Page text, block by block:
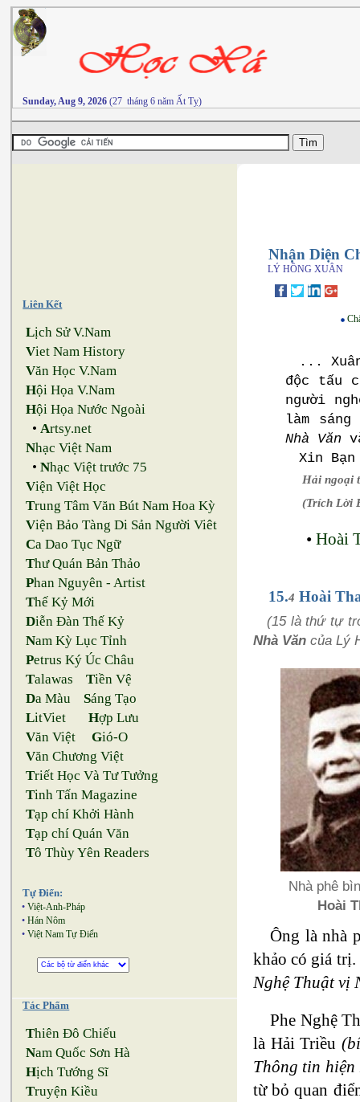
Sunday, Aug 9, 2026 (27 tháng 6 năm Ất Tỵ)
Liên Kết
Lịch Sử V.Nam
Viet Nam History
Văn Học V.Nam
Hội Họa V.Nam
Hội Họa Nước Ngoài
•Artsy.net
Nhạc Việt Nam
•Nhạc Việt trước 75
Viện Việt Học
Trung Tâm Văn Bút Nam Hoa Kỳ
Viện Bảo Tàng Di Sản Người Viêt
Ca Dao Tục Ngữ
Thư Quán Bản Thảo
Phan Nguyên - Artist
Thế Kỷ Mới
Diễn Đàn Thế Kỷ
Nam Kỳ Lục Tỉnh
Petrus Ký Úc Châu
Talawas Tiền Vệ
Da Màu Sáng Tạo
LitViet Hợp Lưu
Văn Việt Gió-O
Văn Chương Việt
Triết Học Và Tư Tưởng
Tinh Tấn Magazine
Tạp chí Khởi Hành
Tạp chí Quán Văn
Tô Thùy Yên Readers
Tự Điển:
• Việt-Anh-Pháp
• Hán Nôm
• Việt Nam Tự Điển
Tác Phẩm
Thiên Đô Chiếu
Nam Quốc Sơn Hà
Hịch Tướng Sĩ
Truyện Kiều
Nhận Diện
LÝ HỒNG XUÂN
...
độc tấu
người
làm
Nhà Văn
Xin
Hải ngoại
(Trích Lời
•Hoài
15.4 Hoài
(15 là thứ tự
Nhà Văn của Lý
Nhà phê
Hoài
Ông là nhà
khảo có giá
Nghệ Thuật vị
Phe Nghệ
là Hải Triều
Thông tin hiện
từ bỏ quan